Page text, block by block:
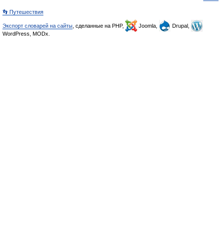
👣 Путешествия
Экспорт словарей на сайты , сделанные на PHP, Joomla,
Drupal,
WordPress, MODx.